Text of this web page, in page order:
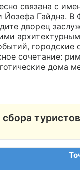
связана с
Йозефа Гайдна. В
дворец
городские
сочетание:
дома